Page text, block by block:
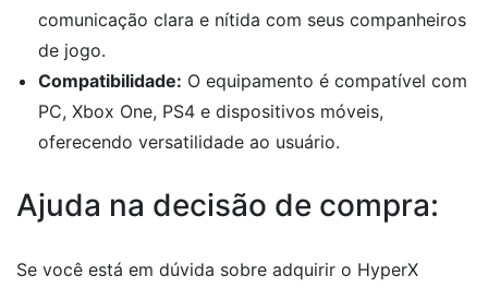
comunicação clara e nítida com seus companheiros
de jogo.
Compatibilidade: O equipamento é compatível com
PC, Xbox One, PS4 e dispositivos móveis,
oferecendo versatilidade ao usuário.
Ajuda na decisão de compra:
Se você está em dúvida sobre adquirir o HyperX